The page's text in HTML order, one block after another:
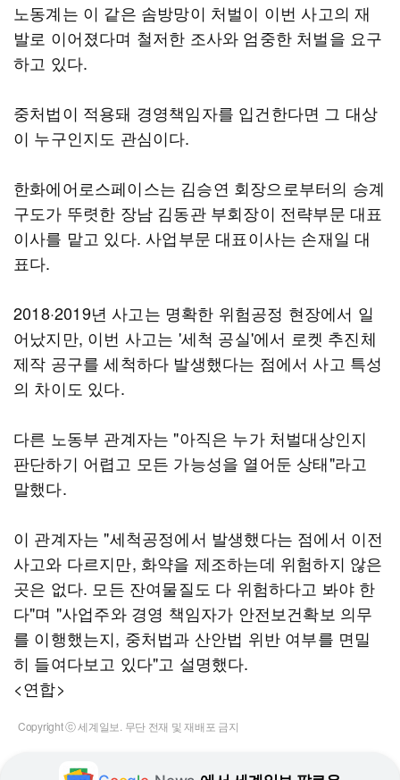
노동계는 이 같은 솜방망이 처벌이 이번 사고의 재
발로 이어졌다며 철저한 조사와 엄중한 처벌을 요구
하고 있다.
중처법이 적용돼 경영책임자를 입건한다면 그 대상
이 누구인지도 관심이다.
한화에어로스페이스는 김승연 회장으로부터의 승계
구도가 뚜렷한 장남 김동관 부회장이 전략부문 대표
이사를 맡고 있다. 사업부문 대표이사는 손재일 대
표다.
2018·2019년 사고는 명확한 위험공정 현장에서 일
어났지만, 이번 사고는 '세척 공실'에서 로켓 추진체
제작 공구를 세척하다 발생했다는 점에서 사고 특성
의 차이도 있다.
다른 노동부 관계자는 "아직은 누가 처벌대상인지
판단하기 어렵고 모든 가능성을 열어둔 상태"라고
말했다.
이 관계자는 "세척공정에서 발생했다는 점에서 이전
사고와 다르지만, 화약을 제조하는데 위험하지 않은
곳은 없다. 모든 잔여물질도 다 위험하다고 봐야 한
다"며 "사업주와 경영 책임자가 안전보건확보 의무
를 이행했는지, 중처법과 산안법 위반 여부를 면밀
히 들여다보고 있다"고 설명했다.
<연합>
Copyright ⓒ 세계일보. 무단 전재 및 재배포 금지